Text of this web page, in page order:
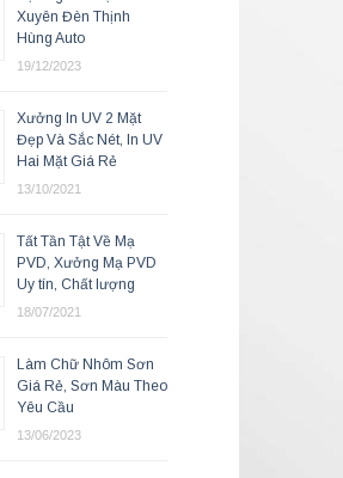
Xuyên Đèn Thịnh
Hùng Auto
19/12/2023
Xưởng In UV 2 Mặt
Đẹp Và Sắc Nét, In UV
Hai Mặt Giá Rẻ
13/10/2021
Tất Tần Tật Về Mạ
PVD, Xưởng Mạ PVD
Uy tín, Chất lượng
18/07/2021
Làm Chữ Nhôm Sơn
Giá Rẻ, Sơn Màu Theo
Yêu Cầu
13/06/2023